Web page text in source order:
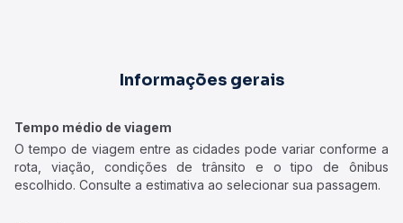
Informações gerais
Tempo médio de viagem
O tempo de viagem entre as cidades pode variar conforme a
rota, viação, condições de trânsito e o tipo de ônibus
escolhido. Consulte a estimativa ao selecionar sua passagem.